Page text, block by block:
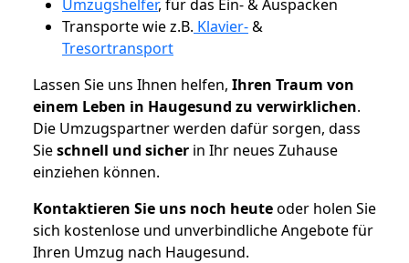
Umzugshelfer, für das Ein- & Auspacken
Transporte wie z.B. Klavier-&
Tresortransport
Lassen Sie uns Ihnen helfen, Ihren Traum von
einem Leben in Haugesund zu verwirklichen.
Die Umzugspartner werden dafür sorgen, dass
Sieschnell und sicher in Ihr neues Zuhause
einziehen können.
Kontaktieren Sie uns noch heuteoder holen Sie
sich kostenlose und unverbindliche Angebote für
Ihren Umzug nach Haugesund.